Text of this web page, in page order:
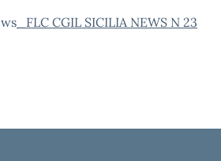
_FLC CGIL SICILIA NEWS N 23